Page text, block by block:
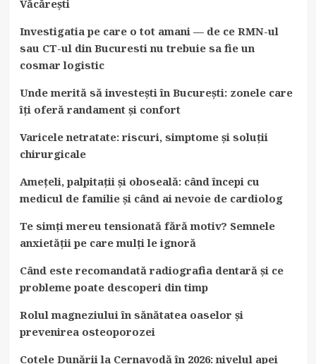
Văcărești
Investigatia pe care o tot amani — de ce RMN-ul
sau CT-ul din Bucuresti nu trebuie sa fie un
cosmar logistic
Unde merită să investești în București: zonele care
îți oferă randament și confort
Varicele netratate: riscuri, simptome și soluții
chirurgicale
Amețeli, palpitații și oboseală: când începi cu
medicul de familie și când ai nevoie de cardiolog
Te simți mereu tensionată fără motiv? Semnele
anxietății pe care mulți le ignoră
Când este recomandată radiografia dentară și ce
probleme poate descoperi din timp
Rolul magneziului în sănătatea oaselor și
prevenirea osteoporozei
Cotele Dunării la Cernavodă în 2026: nivelul apei